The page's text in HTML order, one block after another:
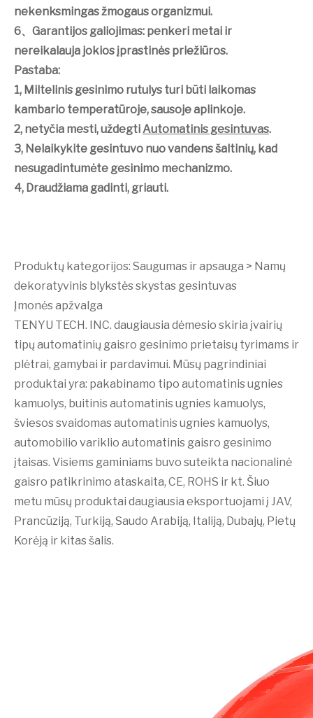
nekenksmingas žmogaus organizmui.
6、 Garantijos galiojimas: penkeri metai ir
nereikalauja jokios įprastinės priežiūros.
Pastaba:
1, Miltelinis gesinimo rutulys turi būti laikomas
kambario temperatūroje, sausoje aplinkoje.
2, netyčia mesti, uždegtiAutomatinis gesintuvas.
3, Nelaikykite gesintuvo nuo vandens šaltinių, kad
nesugadintumėte gesinimo mechanizmo.
4, Draudžiama gadinti, griauti.
Produktų kategorijos: Saugumas ir apsauga > Namų
dekoratyvinis blykstės skystas gesintuvas
Įmonės apžvalga
TENYU TECH. INC. daugiausia dėmesio skiria įvairių
tipų automatinių gaisro gesinimo prietaisų tyrimams ir
plėtrai, gamybai ir pardavimui. Mūsų pagrindiniai
produktai yra: pakabinamo tipo automatinis ugnies
kamuolys, buitinis automatinis ugnies kamuolys,
šviesos svaidomas automatinis ugnies kamuolys,
automobilio variklio automatinis gaisro gesinimo
įtaisas. Visiems gaminiams buvo suteikta nacionalinė
gaisro patikrinimo ataskaita, CE, ROHS ir kt. Šiuo
metu mūsų produktai daugiausia eksportuojami į JAV,
Prancūziją, Turkiją, Saudo Arabiją, Italiją, Dubajų, Pietų
Korėją ir kitas šalis.